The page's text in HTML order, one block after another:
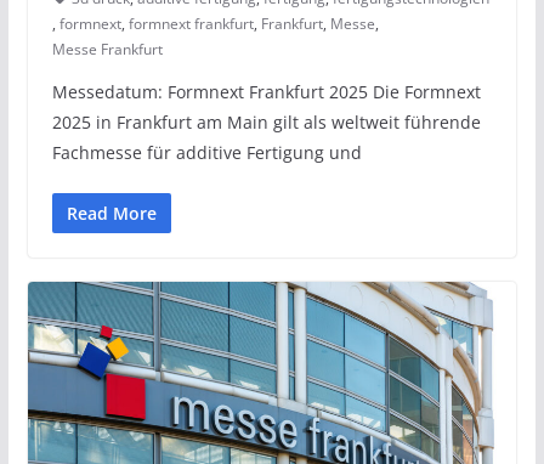
, formnext, formnext frankfurt, Frankfurt, Messe,
Messe Frankfurt
Messedatum: Formnext Frankfurt 2025 Die Formnext
2025 in Frankfurt am Main gilt als weltweit führende
Fachmesse für additive Fertigung und
Read More